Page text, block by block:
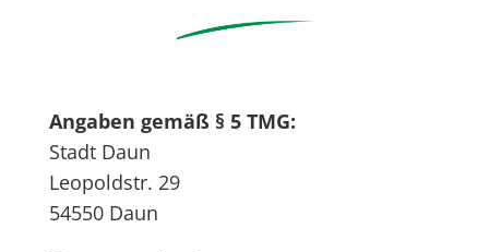
Angaben gemäß § 5 TMG:
Stadt Daun
Leopoldstr. 29
54550 Daun